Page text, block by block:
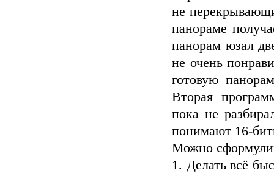
не
панораме
панорам юзал
не очень
готовую
Вторая
пока не
понимают 16-
Можно
1. Делать всё